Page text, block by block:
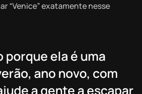
“Venice” exatamente nesse
porque ela é uma
ano novo, com
a gente a escapar